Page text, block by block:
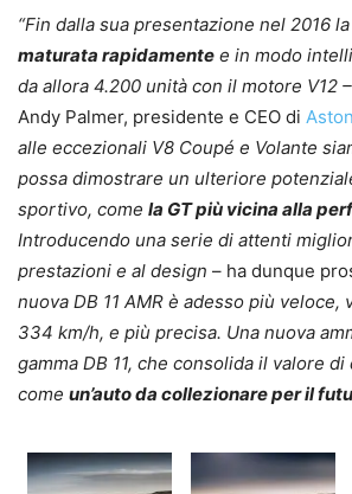
“Fin dalla sua presentazione nel 2016
maturata rapidamente e in modo
da allora 4.200 unità con il motore V12 –
Andy Palmer, presidente e CEO di
alle eccezionali V8 Coupé e Volante
possa dimostrare un ulteriore
sportivo, come la GT più vicina alla
Introducendo una serie di attenti
prestazioni e al design – ha dunque
nuova DB 11 AMR è adesso più veloce,
334 km/h, e più precisa. Una nuova
gamma DB 11, che consolida il valore
come un’auto da collezionare per il